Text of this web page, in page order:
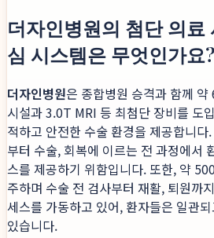
더자인병원의 첨단 의료
심 시스템은 무엇인가요?
더자인병원은 종합병원 승격과 함께
시설과 3.0T MRI 등 최첨단 장비를 도
적하고 안전한 수술 환경을 제공합니
부터 수술, 회복에 이르는 전 과정에서
스를 제공하기 위함입니다. 또한, 약
주하며 수술 전 검사부터 재활, 퇴원까
세스를 가동하고 있어, 환자들은 일관
있습니다.